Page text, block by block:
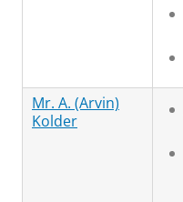
Mr. A. (Arvin)
Kolder